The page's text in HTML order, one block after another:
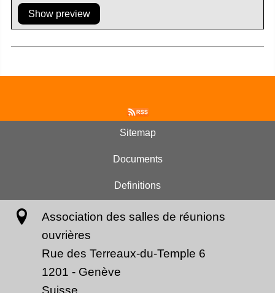
Show preview
Sitemap
Documents
Definitions
Association des salles de réunions
ouvrières
Rue des Terreaux-du-Temple 6
1201 - Genève